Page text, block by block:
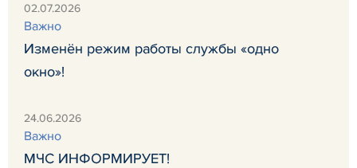
02.07.2026
Важно
Изменён режим работы службы «одно
окно»!
24.06.2026
Важно
МЧС ИНФОРМИРУЕТ!